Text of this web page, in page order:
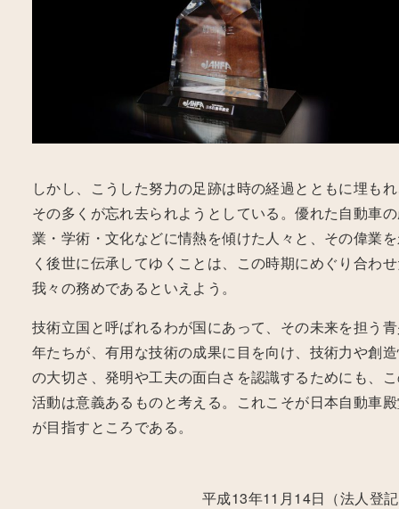
しかし、こうした努力の足跡は時の経過とともに埋も
その多くが忘れ去られようとしている。優れた自動車
業・学術・文化などに情熱を傾けた人々と、その偉業
く後世に伝承してゆくことは、この時期にめぐり合わ
我々の務めであるといえよう。
技術立国と呼ばれるわが国にあって、その未来を担う
年たちが、有用な技術の成果に目を向け、技術力や創
の大切さ、発明や工夫の面白さを認識するためにも、
活動は意義あるものと考える。これこそが日本自動車
が目指すところである。
平成13年11月14日（法人登